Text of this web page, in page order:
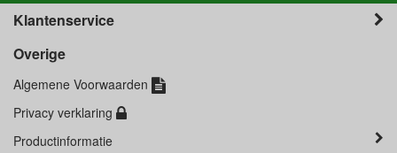
Klantenservice
Overige
Algemene Voorwaarden
Privacy verklaring
Productinformatie